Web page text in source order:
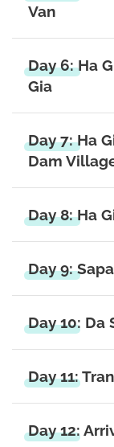
Van
Day 6: Ha
Gia
Day 7: Ha
Dam
Day 8: Ha
Day 9: Sapa
Day 10: Da
Day 11:
Day 12: